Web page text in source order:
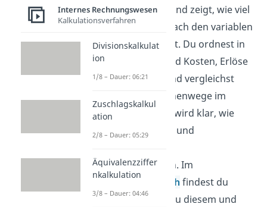
Kostenrechnung und zeigt, wie viel
von den Erlösen nach den variablen
Kosten übrig bleibt. Du ordnest in
diesem Themenfeld Kosten, Erlöse
und Ergebnisse und vergleichst
verschiedene Rechenwege im
Unternehmen. So wird klar, wie
Fixkosten, Gewinn und
zusammenhängen. Im
Wirtschaftsbereich findest du
passende Videos zu diesem und
Internes Rechnungswesen
Kalkulationsverfahren
Divisionskalkulat
ion
1/8 – Dauer: 06:21
Zuschlagskalkul
ation
2/8 – Dauer: 05:29
Äquivalenzziffer
nkalkulation
3/8 – Dauer: 04:46